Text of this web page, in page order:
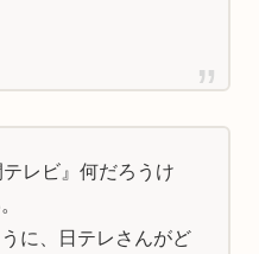
レビ』何だろうけ
に、日テレさんがど